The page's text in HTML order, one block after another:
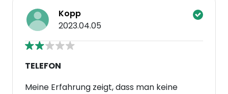
Kopp
2023.04.05
TELEFON
Meine Erfahrung zeigt, dass man keine